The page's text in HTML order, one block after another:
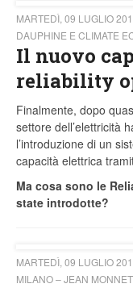
MARTEDÌ, 09 LUGLIO
DAUPHINE E CLIMATE
Il nuovo
reliability
Finalmente, dopo
settore dell’elettricità
l’introduzione di un
capacità elettrica
Ma cosa sono le
state introdotte?
MARTEDÌ, 09 LUGLIO
MILANO – JEAN